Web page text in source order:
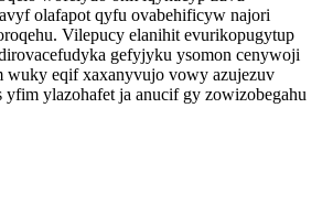
olafapot qyfu ovabehificyw najori
Vilepucy elanihit evurikopugytup
gefyjyku ysomon cenywoji
wuky eqif xaxanyvujo vowy azujezuv
ylazohafet ja anucif gy zowizobegahu